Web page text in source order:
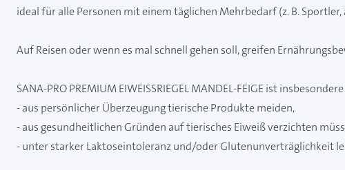
ideal für alle Personen mit einem täglichen Mehrbedarf (z. B.
Auf Reisen oder wenn es mal schnell gehen soll, greifen
SANA-PRO PREMIUM EIWEISSRIEGEL MANDEL-FEIGE ist
- aus persönlicher Überzeugung tierische Produkte meiden,
- aus gesundheitlichen Gründen auf tierisches Eiweiß verzichten
- unter starker Laktoseintoleranz und/oder Glutenunverträglichkeit